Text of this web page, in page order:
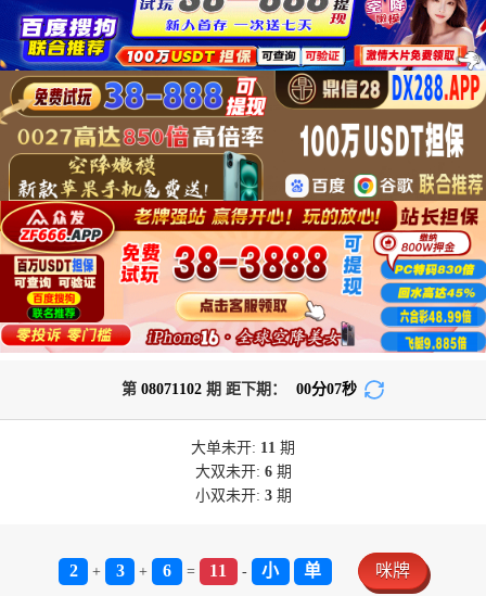
第 08071102 期 距下期： 00分07秒
大单未开: 11 期
大双未开: 6期
小双未开: 3期
2 + 3 + 6 = 11 - 小 单 咪牌